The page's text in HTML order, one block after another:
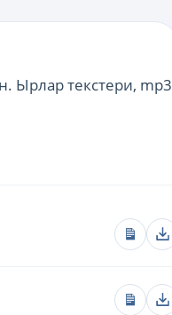
Ырлар текстери, mp3